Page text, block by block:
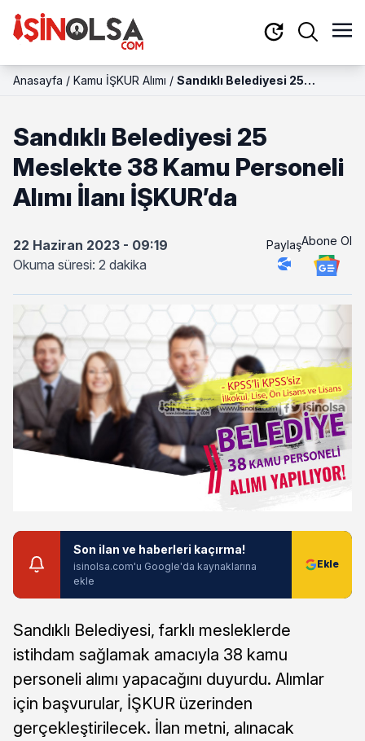
Anasayfa / Kamu İŞKUR Alımı / Sandıklı Belediyesi 25
Sandıklı Belediyesi 25
Meslekte 38 Kamu Personeli
Alımı İlanı İŞKUR’da
22 Haziran 2023 - 09:19
Okuma süresi: 2 dakika
PaylaşAbone Ol
Son ilan ve haberleri kaçırma!
isinolsa.com'u Google'da kaynaklarına
ekle
Sandıklı Belediyesi, farklı mesleklerde
istihdam sağlamak amacıyla 38 kamu
personeli alımı yapacağını duyurdu. Alımlar
için başvurular, İŞKUR üzerinden
gerçekleştirilecek. İlan metni, alınacak